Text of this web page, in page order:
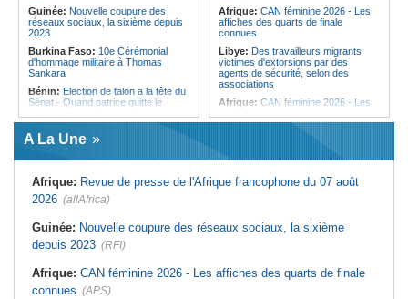
Guinée: Nouvelle coupure des
réseaux sociaux, la sixième depuis
2023
Burkina Faso: 10e Cérémonial
d'hommage militaire à Thomas
Sankara
Bénin: Election de talon a la tête du
Sénat - Quand patrice quitte le
Cameroun:
Biya - Le fantôme d'Etoudi de
cardinal d'Abuja provoque l'ire du
président Bola Tinubu
doutes concernant son état de
santé dans un message publié sur X
Afrique: Etats généraux de
rupture
Sénégal:Élections locales au pays
Afrique: CAN féminine 2026 - Les
affiches des quarts de finale
connues
Libye: Des travailleurs migrants
victimes d'extorsions par des
agents de sécurité, selon des
associations
Afrique: CAN féminine 2026 - Les
de finale
Infantino marquera-t-il le but de son
maintien ?
Tunisie:Colisée d'El Jem - Concert
Madagascar: Afrobasket - U18 -
A La Une
Afrique: Revue de presse de l'Afrique francophone du 07 août
2026 (allAfrica)
Guinée: Nouvelle coupure des réseaux sociaux, la sixième
depuis 2023 (RFI)
Afrique: CAN féminine 2026 - Les affiches des quarts de finale
connues (APS)